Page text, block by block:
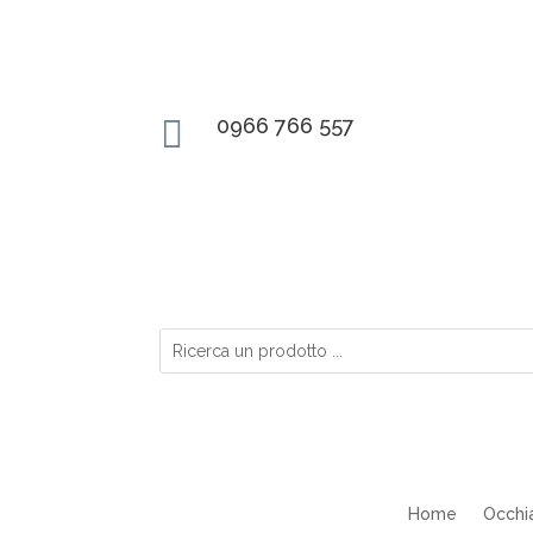
 0966 766 557
Home